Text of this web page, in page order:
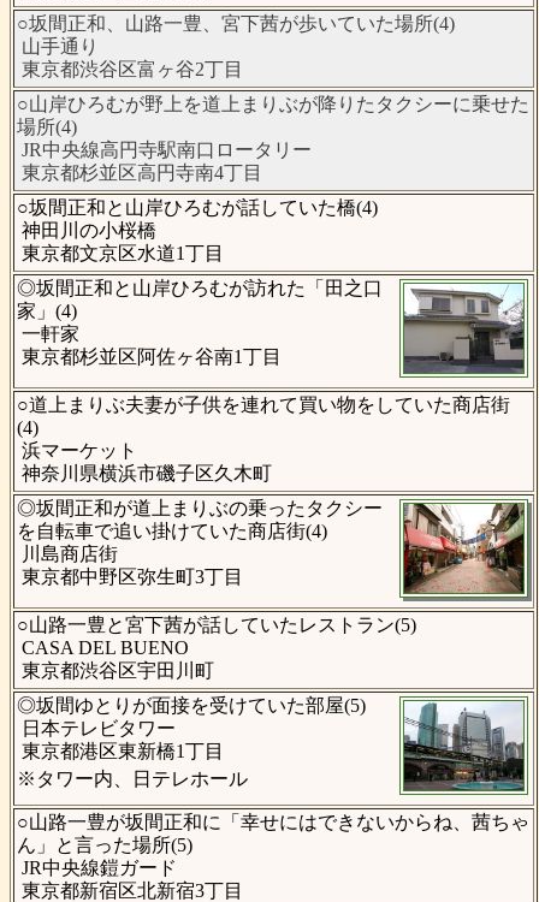
○坂間正和、山路一豊、宮下茜が歩いていた場所(4)
山手通り
東京都渋谷区富ヶ谷2丁目
○山岸ひろむが野上を道上まりぶが降りたタクシーに乗せた
場所(4)
JR中央線高円寺駅南口ロータリー
東京都杉並区高円寺南4丁目
○坂間正和と山岸ひろむが話していた橋(4)
神田川の小桜橋
東京都文京区水道1丁目
◎坂間正和と山岸ひろむが訪れた「田之口
家」(4)
一軒家
東京都杉並区阿佐ヶ谷南1丁目
○道上まりぶ夫妻が子供を連れて買い物をしていた商店街
(4)
浜マーケット
神奈川県横浜市磯子区久木町
◎坂間正和が道上まりぶの乗ったタクシー
を自転車で追い掛けていた商店街(4)
川島商店街
東京都中野区弥生町3丁目
○山路一豊と宮下茜が話していたレストラン(5)
CASA DEL BUENO
東京都渋谷区宇田川町
◎坂間ゆとりが面接を受けていた部屋(5)
日本テレビタワー
東京都港区東新橋1丁目
※タワー内、日テレホール
○山路一豊が坂間正和に「幸せにはできないからね、茜ちゃ
ん」と言った場所(5)
JR中央線鎧ガード
東京都新宿区北新宿3丁目